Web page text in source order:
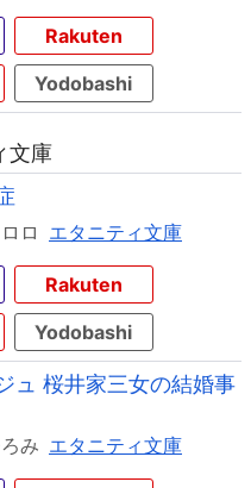
Rakuten
Yodobashi
文庫
ロ エタニティ文庫
Rakuten
Yodobashi
ュ 桜井家三女の結婚事
み エタニティ文庫